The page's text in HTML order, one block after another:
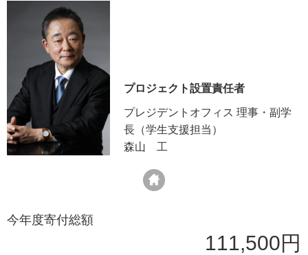
プロジェクト設置責任者
プレジデントオフィス 理事・副学
長（学生支援担当）
森山 工
今年度寄付総額
111,500円